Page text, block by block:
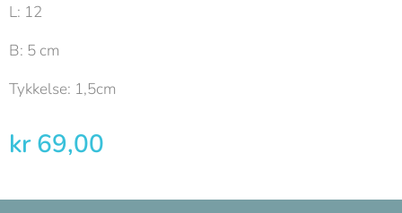
L: 12
B: 5 cm
Tykkelse: 1,5cm
kr69,00